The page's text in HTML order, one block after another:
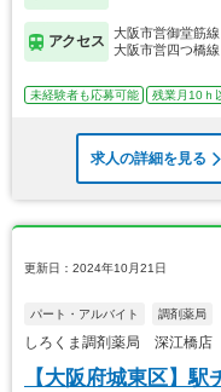
アクセス
大阪市営御堂筋
大阪市営四つ橋
未経験者も応募可能 残業月10ｈ
求人の詳細を見る
更新日：2024年10月21日
パート・アルバイト 調剤薬局
しろくま調剤薬局 深江橋店
【大阪府城東区】